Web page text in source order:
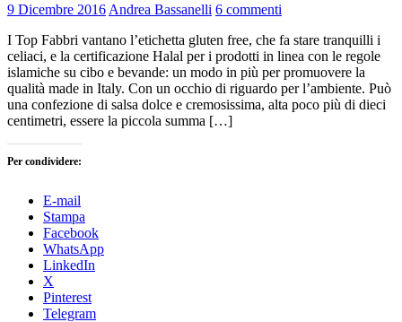
9 Dicembre 2016 Andrea Bassanelli 6 commenti
I Top Fabbri vantano l’etichetta gluten free, che fa stare tranquilli i
celiaci, e la certificazione Halal per i prodotti in linea con le regole
islamiche su cibo e bevande: un modo in più per promuovere la
qualità made in Italy. Con un occhio di riguardo per l’ambiente. Può
una confezione di salsa dolce e cremosissima, alta poco più di dieci
centimetri, essere la piccola summa […]
Per condividere:
E-mail
Stampa
Facebook
WhatsApp
LinkedIn
X
Pinterest
Telegram